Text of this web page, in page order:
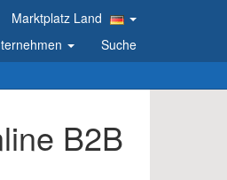
Marktplatz Land
Suche
B2B